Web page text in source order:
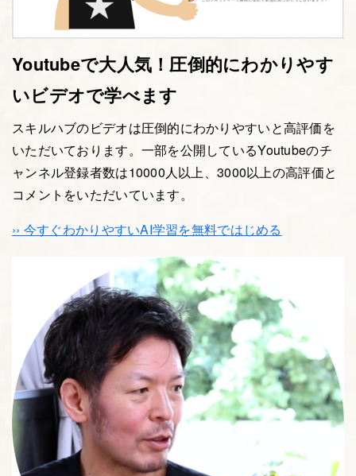
Youtubeで大人気！圧倒的にわかりやす
いビデオで学べます
スキルハブのビデオは圧倒的にわかりやすいと高評価を
いただいております。一部を公開しているYoutubeのチ
ャンネル登録者数は10000人以上、3000以上の高評価と
コメントをいただいています。
›› 今すぐわかりやすいAI学習を無料ではじめる